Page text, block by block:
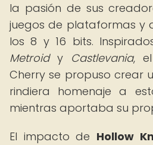
la pasión de sus
juegos de plataformas y
los 8 y 16 bits.
Metroidy Castlevania,
Cherry se propuso crear
rindiera homenaje a
mientras aportaba su
El impacto de Hollow